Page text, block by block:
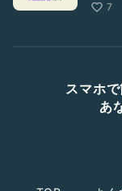
7
スマホ
あ